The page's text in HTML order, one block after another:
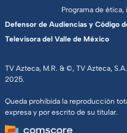
TV Azteca, M.R. & ©, TV Azteca,
2025.
Queda prohibida la reproducción
expresa y por escrito de su titular.
Programa de
Defensor de Audiencias y Código
Televisora del Valle de México